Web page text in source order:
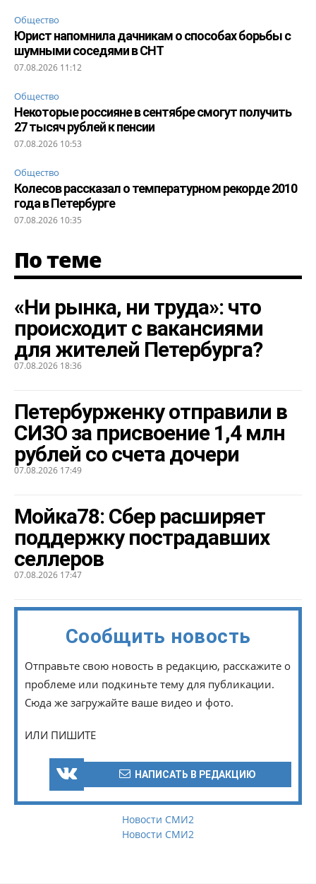
Общество
Юрист напомнила дачникам о способах борьбы с
шумными соседями в СНТ
07.08.2026 11:12
Общество
Некоторые россияне в сентябре смогут получить
27 тысяч рублей к пенсии
07.08.2026 10:53
Общество
Колесов рассказал о температурном рекорде 2010
года в Петербурге
07.08.2026 10:35
По теме
«Ни рынка, ни труда»: что
происходит с вакансиями
для жителей Петербурга?
07.08.2026 18:36
Петербурженку отправили в
СИЗО за присвоение 1,4 млн
рублей со счета дочери
07.08.2026 17:49
Мойка78: Сбер расширяет
поддержку пострадавших
селлеров
07.08.2026 17:47
Сообщить новость
Отправьте свою новость в редакцию, расскажите о
проблеме или подкиньте тему для публикации.
Сюда же загружайте ваше видео и фото.
ИЛИ ПИШИТЕ
НАПИСАТЬ В РЕДАКЦИЮ
Новости СМИ2
Новости СМИ2